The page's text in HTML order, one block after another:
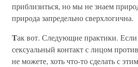
приблизиться, но мы не знаем
природа запредельно сверхлогична.
Так вот. Следующие практики.
сексуальный контакт с лицом
не можете, хоть что-то сделать с